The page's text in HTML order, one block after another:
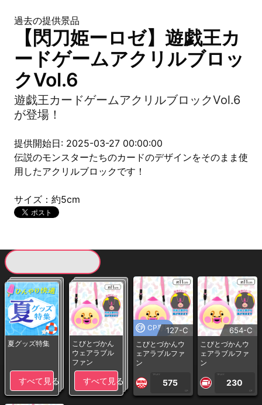
過去の提供景品
【閃刀姫ーロゼ】遊戯王カ
ードゲームアクリルブロッ
クVol.6
遊戯王カードゲームアクリルブロックVol.6
が登場！
提供開始日: 2025-03-27 00:00:00
伝説のモンスターたちのカードのデザインをそのまま使
用したアクリルブロックです！
サイズ：約5cm
夏グッズ特集
すべて見る
こびとづかん
ウェアラブル
ファン
すべて見る
CP専用127-C
こびとづかんウ
ェアラブルファ
ン
1PLAY
575
CP
654-C
こびとづかんウ
ェアラブルファ
ン
1PLAY
230
CP